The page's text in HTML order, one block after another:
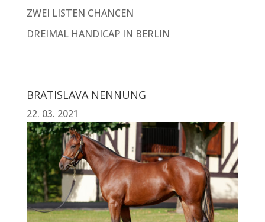
ZWEI LISTEN CHANCEN
DREIMAL HANDICAP IN BERLIN
BRATISLAVA NENNUNG
22. 03. 2021